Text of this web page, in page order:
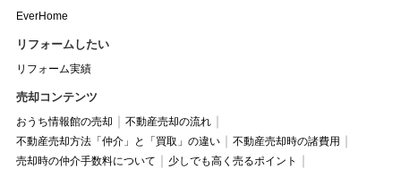
EverHome
リフォームしたい
リフォーム実績
売却コンテンツ
おうち情報館の売却
不動産売却の流れ
不動産売却方法「仲介」と「買取」の違い
不動産売却時の諸費用
売却時の仲介手数料について
少しでも高く売るポイント